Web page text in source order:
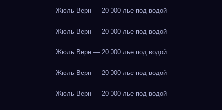
Жюль Верн — 20 000 лье под водой
Жюль Верн — 20 000 лье под водой
Жюль Верн — 20 000 лье под водой
Жюль Верн — 20 000 лье под водой
Жюль Верн — 20 000 лье под водой